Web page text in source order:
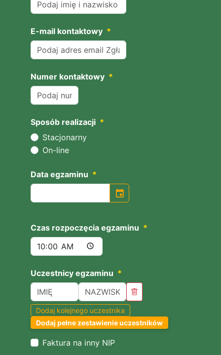
E-mail kontaktowy *
Numer kontaktowy *
Sposób realizacji *
Stacjonarny
On-line
Data egzaminu *
event
Czas rozpoczęcia egzaminu *
Uczestnicy egzaminu *
Dodaj kolejnego uczestnika
Dodaj pełne zestawienie uczestników
Faktura na inny NIP